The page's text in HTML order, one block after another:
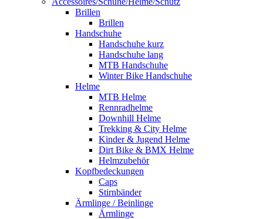
Brillen
Brillen
Handschuhe
Handschuhe kurz
Handschuhe lang
MTB Handschuhe
Winter Bike Handschuhe
Helme
MTB Helme
Rennradhelme
Downhill Helme
Trekking & City Helme
Kinder & Jugend Helme
Dirt Bike & BMX Helme
Helmzubehör
Kopfbedeckungen
Caps
Stirnbänder
Ärmlinge / Beinlinge
Ärmlinge